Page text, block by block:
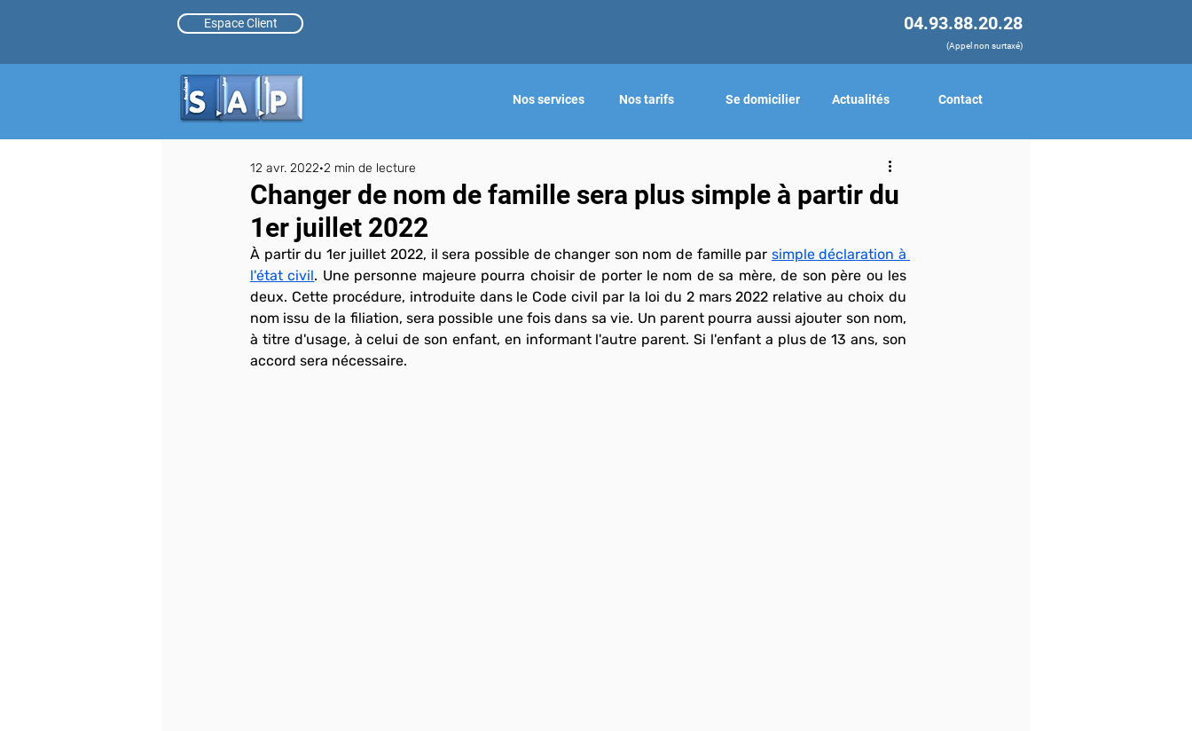
Espace Client 04.93.88.20.28
(Appel non surtaxé)
Nos services Nos tarifs Se domicilier Actualités Contact
Changer de nom de famille sera plus simple à partir du
1er juillet 2022
12 avr. 2022 2 min de lecture
À partir du 1er juillet 2022, il sera possible de changer son nom de famille par simple déclaration à
l'état civil. Une personne majeure pourra choisir de porter le nom de sa mère, de son père ou les
deux. Cette procédure, introduite dans le Code civil par la loi du 2 mars 2022 relative au choix du
nom issu de la filiation, sera possible une fois dans sa vie. Un parent pourra aussi ajouter son nom,
à titre d'usage, à celui de son enfant, en informant l'autre parent. Si l'enfant a plus de 13 ans, son
accord sera nécessaire.